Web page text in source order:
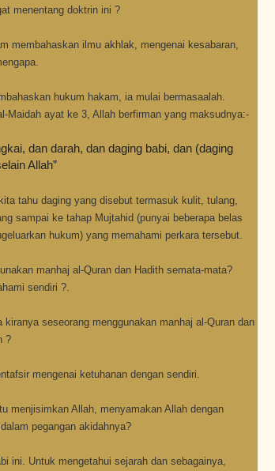
menentang doktrin ini ?
membahaskan ilmu akhlak, mengenai kesabaran,
hukum hakam, ia mulai bermasaalah.
Maidah ayat ke 3, Allah berfirman yang maksudnya:-
dan darah, dan daging babi, dan (daging
Allah”
tahu daging yang disebut termasuk kulit, tulang,
sampai ke tahap Mujtahid (punyai beberapa belas
hukum) yang memahami perkara tersebut.
manhaj al-Quran dan Hadith semata-mata?
sendiri ?.
seseorang menggunakan manhaj al-Quran dan
?
mengenai ketuhanan dengan sendiri.
menjisimkan Allah, menyamakan Allah dengan
pegangan akidahnya?
ini. Untuk mengetahui sejarah dan sebagainya,